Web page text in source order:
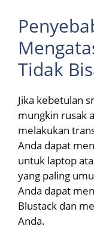
Tidak
Jika kebetulan
mungkin rusak
melakukan
Anda dapat
untuk laptop
yang paling
Anda dapat
Blustack dan
Anda.